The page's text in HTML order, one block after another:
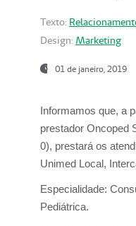
Texto:
Design: Marketing
01 de janeiro, 2019
Informamos que, a
prestador Oncoped
0), prestará os
Unimed Local,
Especialidade:
Pediátrica.